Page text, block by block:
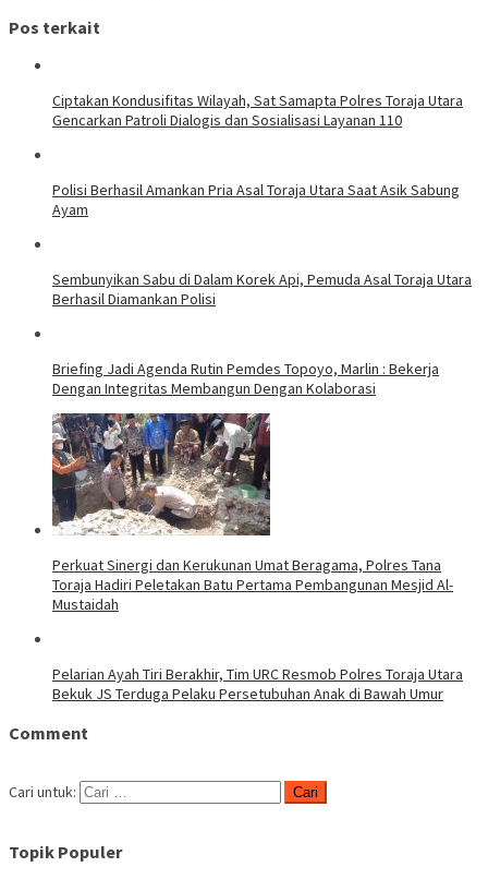
Pos terkait
Ciptakan Kondusifitas Wilayah, Sat Samapta Polres Toraja Utara
Gencarkan Patroli Dialogis dan Sosialisasi Layanan 110
Polisi Berhasil Amankan Pria Asal Toraja Utara Saat Asik Sabung
Ayam
Sembunyikan Sabu di Dalam Korek Api, Pemuda Asal Toraja Utara
Berhasil Diamankan Polisi
Briefing Jadi Agenda Rutin Pemdes Topoyo, Marlin : Bekerja
Dengan Integritas Membangun Dengan Kolaborasi
Perkuat Sinergi dan Kerukunan Umat Beragama, Polres Tana
Toraja Hadiri Peletakan Batu Pertama Pembangunan Mesjid Al-
Mustaidah
Pelarian Ayah Tiri Berakhir, Tim URC Resmob Polres Toraja Utara
Bekuk JS Terduga Pelaku Persetubuhan Anak di Bawah Umur
Comment
Cari untuk:
Topik Populer